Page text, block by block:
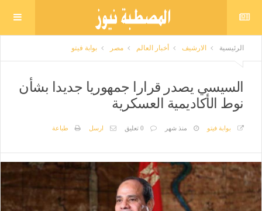
الرئيسية الارشيف أخبار العالم مصر بوابة فيتو
السيسي يصدر قرارا جمهوريا جديدا بشأن
نوط الأكاديمية العسكرية
بوابة فيتو منذ شهر 0 تعليق ارسل طباعة